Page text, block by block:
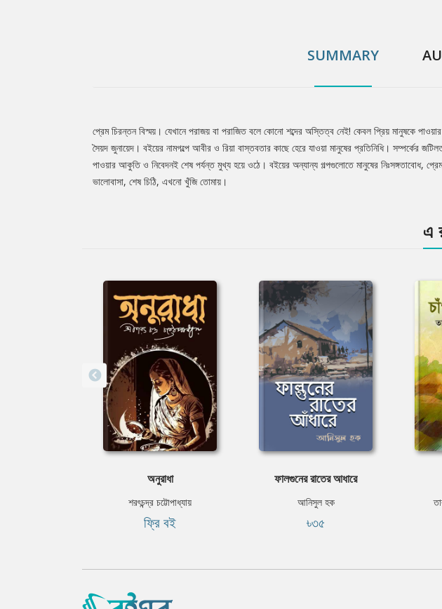
SUMMARY
Tab
Article
প্রেম চিরন্তন বিস্ময়। যেখানে পরাজয় বা পরাজিত বলে কোনো শব্দের অস্তিত্ব নেই! কেবল প্রিয় মানুষকে
সৈয়দ জুনায়েদ। বইয়ের নামগল্পে আবীর ও রিয়া বাস্তবতার কাছে হেরে যাওয়া মানুষের প্রতিনিধি। সম্পর্কের
পাওয়ার আকুতি ও নিবেদনই শেষ পর্যন্ত মুখ্য হয়ে ওঠে। বইয়ের অন্যান্য গল্পগুলোতে মানুষের নিঃসঙ্গতাবোধ,
ভালোবাসা, শেষ চিঠি, এখনো খুঁজি তোমায়।
এ
অনুরাধা
শরৎচন্দ্র চট্টোপাধ্যায়
ফ্রি বই
ফালগুনের রাতের আধারে
আনিসুল হক
৳৩৫